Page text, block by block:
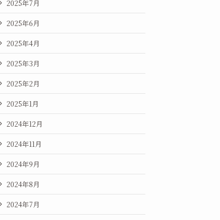
2025年7月
2025年6月
2025年4月
2025年3月
2025年2月
2025年1月
2024年12月
2024年11月
2024年9月
2024年8月
2024年7月